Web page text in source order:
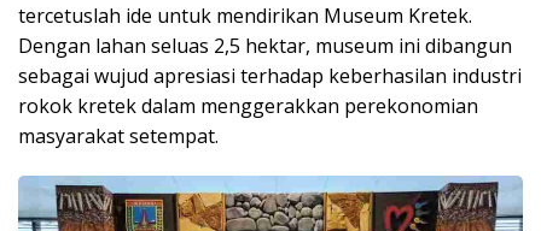
tercetuslah ide untuk mendirikan Museum Kretek.
Dengan lahan seluas 2,5 hektar, museum ini dibangun
sebagai wujud apresiasi terhadap keberhasilan industri
rokok kretek dalam menggerakkan perekonomian
masyarakat setempat.